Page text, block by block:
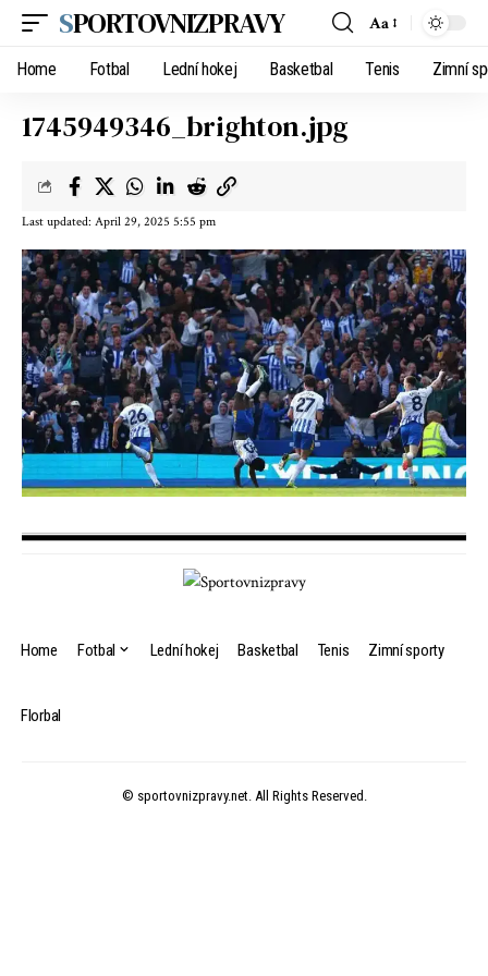
SPORTOVNIZPRAVY Aa
Home Fotbal Lední hokej Basketbal Tenis Zimní
1745949346_brighton.jpg
Last updated: April 29, 2025 5:55 pm
Home Fotbal Lední hokej Basketbal Tenis Zimní sporty
Florbal
© sportovnizpravy.net. All Rights Reserved.